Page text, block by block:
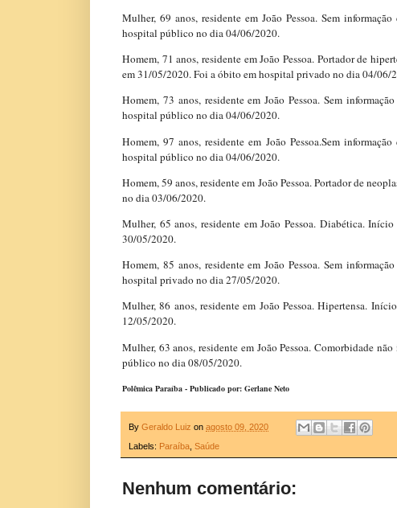
Mulher, 69 anos, residente em João Pessoa. Sem
hospital público no dia 04/06/2020.
Homem, 71 anos, residente em João Pessoa. Portador de
em 31/05/2020. Foi a óbito em hospital privado no dia 04/06/
Homem, 73 anos, residente em João Pessoa. Sem
hospital público no dia 04/06/2020.
Homem, 97 anos, residente em João Pessoa.Sem
hospital público no dia 04/06/2020.
Homem, 59 anos, residente em João Pessoa. Portador de
no dia 03/06/2020.
Mulher, 65 anos, residente em João Pessoa. Diabética.
30/05/2020.
Homem, 85 anos, residente em João Pessoa. Sem
hospital privado no dia 27/05/2020.
Mulher, 86 anos, residente em João Pessoa. Hipertensa.
12/05/2020.
Mulher, 63 anos, residente em João Pessoa. Comorbidade
público no dia 08/05/2020.
Polêmica Paraíba - Publicado por: Gerlane Neto
By Geraldo Luiz on agosto 09, 2020
Labels: Paraíba Saúde
Nenhum comentário: